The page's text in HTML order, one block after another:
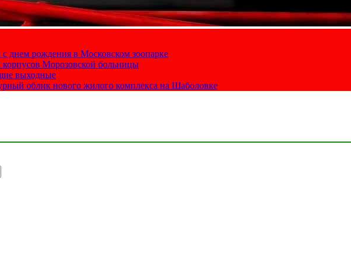
днем рождения в Московском зоопарке
Морозовской больницы
выходные
облик нового жилого комплекса на Шаболовке